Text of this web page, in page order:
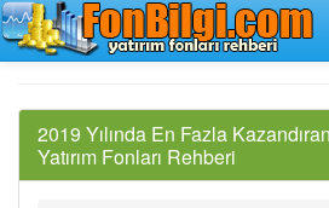
2019 Yılında En Fazla
Yatırım Fonları Rehberi